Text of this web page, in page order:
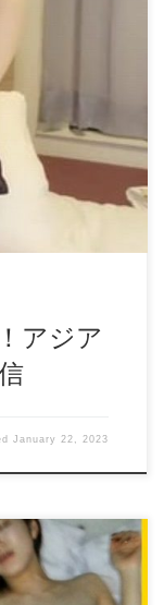
ライブ配信 撮影
ではありませ
やはりカメラ
時間 56：34 by
アジア
January 22, 2023
記録【限定】 ■
ルです。 大学
遊びほうけた